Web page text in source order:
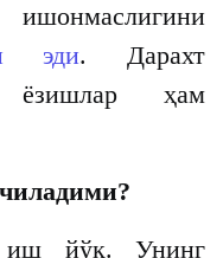
ишонмаслигини
эди. Дарахт
ёзишлар ҳам
иш йўқ. Унинг